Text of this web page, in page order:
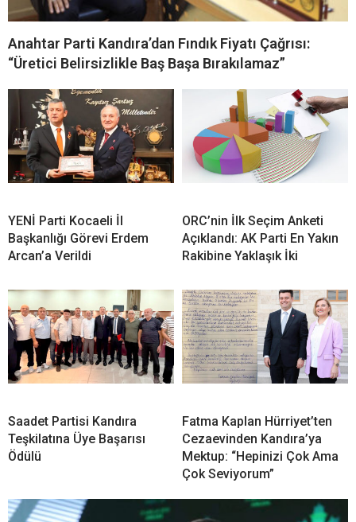
Anahtar Parti Kandıra’dan Fındık Fiyatı Çağrısı:
“Üretici Belirsizlikle Baş Başa Bırakılamaz”
YENİ Parti Kocaeli İl
Başkanlığı Görevi Erdem
Arcan’a Verildi
ORC’nin İlk Seçim Anketi
Açıklandı: AK Parti En Yakın
Rakibine Yaklaşık İki
Saadet Partisi Kandıra
Teşkilatına Üye Başarısı
Ödülü
Fatma Kaplan Hürriyet’ten
Cezaevinden Kandıra’ya
Mektup: “Hepinizi Çok Ama
Çok Seviyorum”